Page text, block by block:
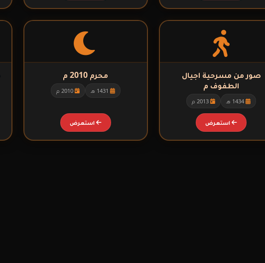
صور من مسرحية اجيال
الطفوف م
1434 هـ 2013 م
استعرض
محرم 2010 م
2010 م
استعرض